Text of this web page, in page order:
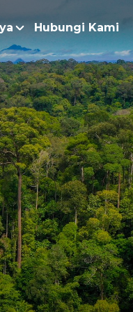
dan
Bebas
Rumah
Limbah
Berita
Hubungi Kami